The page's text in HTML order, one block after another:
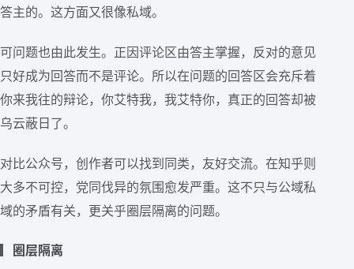
答主的。这方面又很像私域。
可问题也由此发生。正因评论区由答主掌握，反对的意见
只好成为回答而不是评论。所以在问题的回答区会充斥着
你来我往的辩论，你艾特我，我艾特你，真正的回答却被
乌云蔽日了。
对比公众号，创作者可以找到同类，友好交流。在知乎则
大多不可控，党同伐异的氛围愈发严重。这不只与公域私
域的矛盾有关，更关乎圈层隔离的问题。
圈层隔离